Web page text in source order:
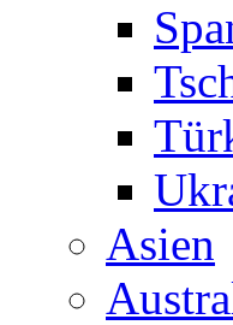
Asien